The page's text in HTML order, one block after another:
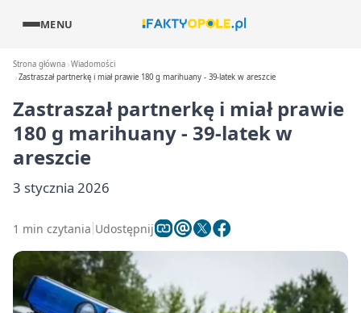
MENU
Strona główna Wiadomości
Zastraszał partnerkę i miał prawie 180 g marihuany - 39-latek w areszcie
Zastraszał partnerkę i miał prawie
180 g marihuany - 39-latek w
areszcie
3 stycznia 2026
1 min czytania Udostępnij